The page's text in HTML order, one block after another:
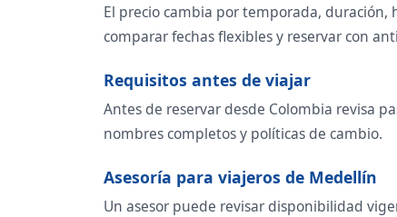
El precio cambia por temporada, duración,
comparar fechas flexibles y reservar con
Requisitos antes de viajar
Antes de reservar desde Colombia revisa
nombres completos y políticas de cambio.
Asesoría para viajeros de Medellín
Un asesor puede revisar disponibilidad